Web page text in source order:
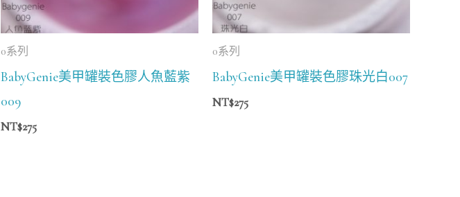
0系列
BabyGenie美甲罐裝色膠人魚藍紫
009
NT$275
0系列
BabyGenie美甲罐裝色膠珠光白007
NT$275